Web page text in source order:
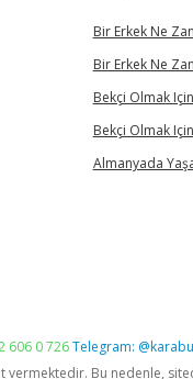
Bir Erkek Ne
Bir Erkek Ne
Bekçi Olmak
Bekçi Olmak
Almanyada
606 0 726Telegram:
vermektedir. Bu nedenle,